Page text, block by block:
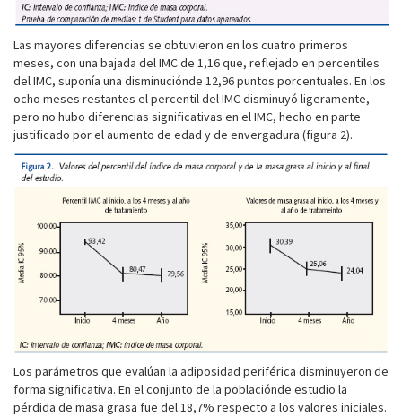
Las mayores diferencias se obtuvieron en los cuatro primeros
meses, con una bajada del IMC de 1,16 que, reflejado en percentiles
del IMC, suponía una disminuciónde 12,96 puntos porcentuales. En los
ocho meses restantes el percentil del IMC disminuyó ligeramente,
pero no hubo diferencias significativas en el IMC, hecho en parte
justificado por el aumento de edad y de envergadura (figura 2).
Los parámetros que evalúan la adiposidad periférica disminuyeron de
forma significativa. En el conjunto de la poblaciónde estudio la
pérdida de masa grasa fue del 18,7% respecto a los valores iniciales.